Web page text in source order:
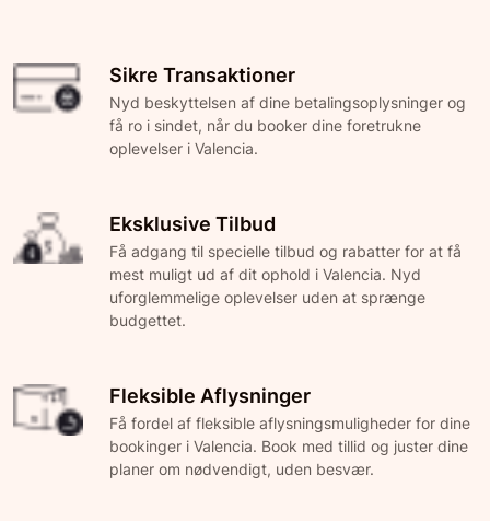
Sikre Transaktioner
Nyd beskyttelsen af dine betalingsoplysninger og
få ro i sindet, når du booker dine foretrukne
oplevelser i Valencia.
Eksklusive Tilbud
Få adgang til specielle tilbud og rabatter for at få
mest muligt ud af dit ophold i Valencia. Nyd
uforglemmelige oplevelser uden at sprænge
budgettet.
Fleksible Aflysninger
Få fordel af fleksible aflysningsmuligheder for dine
bookinger i Valencia. Book med tillid og juster dine
planer om nødvendigt, uden besvær.